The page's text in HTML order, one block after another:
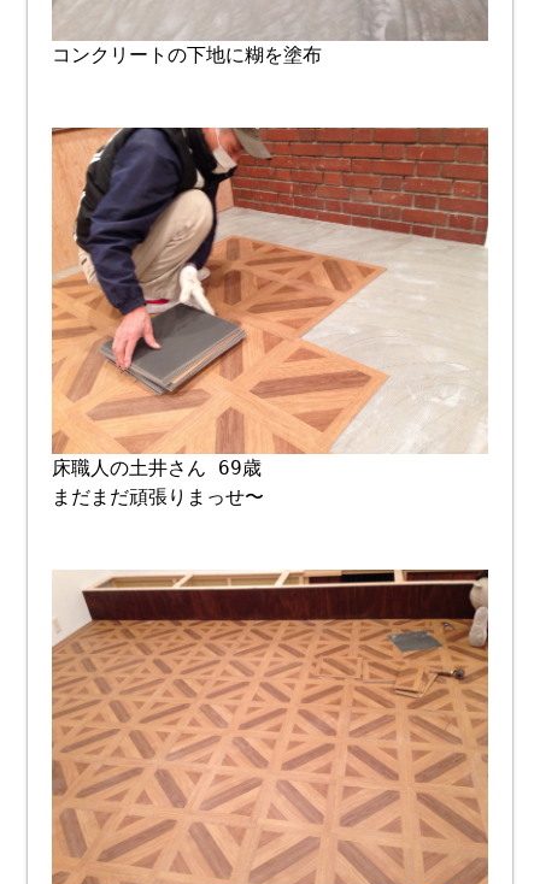
コンクリートの下地に糊を塗布
床職人の土井さん 69歳
まだまだ頑張りまっせ〜